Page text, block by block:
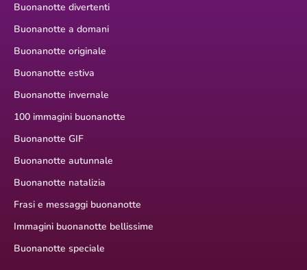
Buonanotte divertenti
Buonanotte a domani
Buonanotte originale
Buonanotte estiva
Buonanotte invernale
100 immagini buonanotte
Buonanotte GIF
Buonanotte autunnale
Buonanotte natalizia
Frasi e messaggi buonanotte
Immagini buonanotte bellissime
Buonanotte speciale